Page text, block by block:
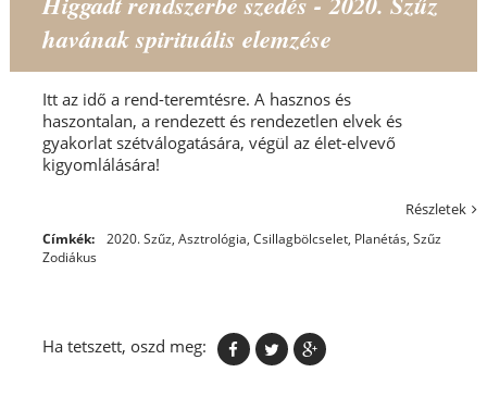
havának spirituális elemzése
Itt az idő a rend-teremtésre. A hasznos és
haszontalan, a rendezett és rendezetlen elvek és
gyakorlat szétválogatására, végül az élet-elvevő
kigyomlálására!
Részletek
Címkék: 2020. Szűz, Asztrológia, Csillagbölcselet, Planétás, Szűz
Zodiákus
Ha tetszett, oszd meg: